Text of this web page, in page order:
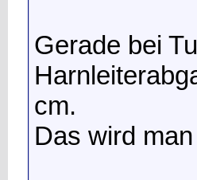
Gerade bei
cm.
Das wird